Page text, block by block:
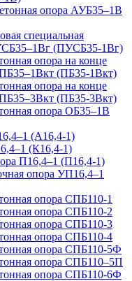
опора АУБ35–1В
специальная
(ПУСБ35-1Вг)
опора на конце
ПБ35–1Вкт (ПБ35-1Вкт)
опора на конце
ПБ35–3Вкт (ПБ35-3Вкт)
опора ОБ35–1В
(А16,4-1)
(К16,4-1)
П16,4–1 (П16,4-1)
опора УП16,4–1
опора СПБ110-1
опора СПБ110-2
опора СПБ110-3
опора СПБ110-4
опора СПБ110-5Ф
опора СПБ110–5П
опора СПБ110-6Ф